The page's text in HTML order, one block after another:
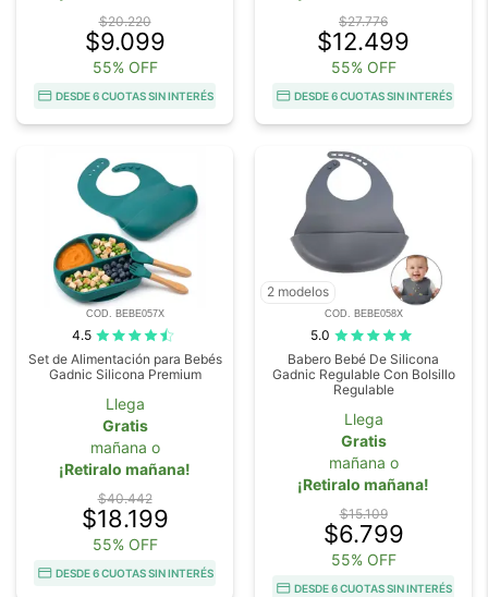
$20.220
$9.099
55% OFF
DESDE 6 CUOTAS SIN INTERÉS
$27.776
$12.499
55% OFF
DESDE 6 CUOTAS SIN INTERÉS
COD. BEBE057X
4.5
Set de Alimentación para Bebés
Gadnic Silicona Premium
Llega
Gratis
mañana o
¡Retiralo mañana!
$40.442
$18.199
55% OFF
DESDE 6 CUOTAS SIN INTERÉS
2 modelos
COD. BEBE058X
5.0
Babero Bebé De Silicona
Gadnic Regulable Con Bolsillo
Regulable
Llega
Gratis
mañana o
¡Retiralo mañana!
$15.109
$6.799
55% OFF
DESDE 6 CUOTAS SIN INTERÉS